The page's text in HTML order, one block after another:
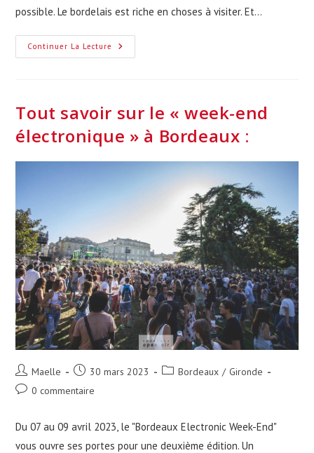
possible. Le bordelais est riche en choses à visiter. Et…
Continuer La Lecture Que
Voir
Bordeaux
Tout savoir sur le « week-end
électronique » à Bordeaux :
Auteur/autrice
de
Maelle
Publication
publiée :
30 mars 2023
PostBordeaux / Gironde
Commentaires
publication :
0 commentaire
Du 07 au 09 avril 2023, le "Bordeaux Electronic Week-End"
vous ouvre ses portes pour une deuxième édition. Un